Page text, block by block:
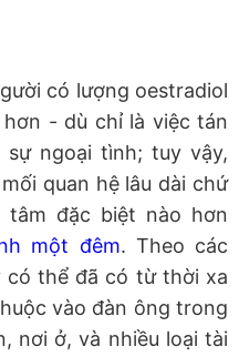
có lượng oestradiol
- dù chỉ là việc tán
ngoại tình; tuy vậy,
quan hệ lâu dài chứ
tâm đặc biệt nào hơn
một đêm. Theo các
có thể đã có từ thời xa
vào đàn ông trong
nơi ở, và nhiều loại tài